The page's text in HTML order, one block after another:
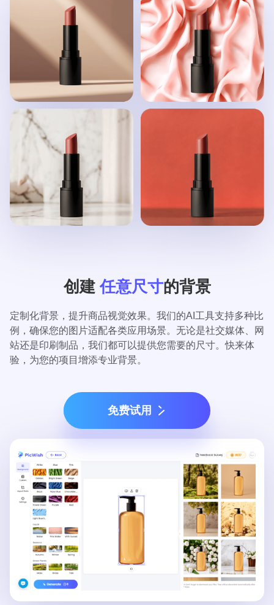
创建任意尺寸的背景
定制化背景，提升商品视觉效果。我们的AI工具支持多种比
例，确保您的图片适配各类应用场景。无论是社交媒体、网
站还是印刷制品，我们都可以提供您需要的尺寸。快来体
验，为您的项目增添专业背景。
免费试用